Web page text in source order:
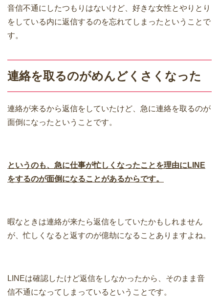
音信不通にしたつもりはないけど、好きな女性とやりとり
をしている内に返信するのを忘れてしまったということで
す。
連絡を取るのがめんどくさくなった
連絡が来るから返信をしていたけど、急に連絡を取るのが
面倒になったということです。
というのも、急に仕事が忙しくなったことを理由にLINE
をするのが面倒になることがあるからです。
暇なときは連絡が来たら返信をしていたかもしれません
が、忙しくなると返すのが億劫になることありますよね。
LINEは確認したけど返信をしなかったから、そのまま音
信不通になってしまっているということです。